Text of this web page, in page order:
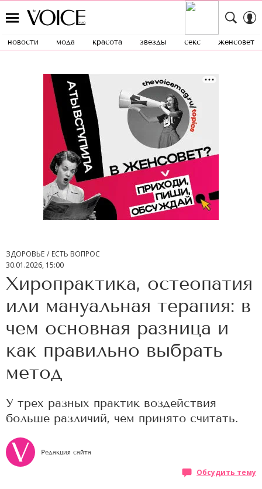
новости мода красота звезды секс женсовет
ЗДОРОВЬЕ
ЕСТЬ ВОПРОС
30.01.2026, 15:00
Хиропрактика, остеопатия
или мануальная терапия: в
чем основная разница и
как правильно выбрать
метод
У трех разных практик воздействия
больше различий, чем принято считать.
Редакция сайта
Обсудить тему